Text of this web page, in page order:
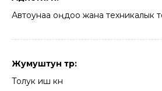
Автоунаа оңдоо жана техникалык
Жумуштун түрү:
Толук иш күнү